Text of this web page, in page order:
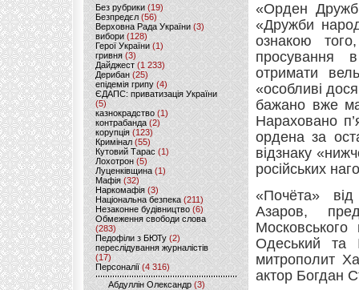
Без рубрики (19)
Безпредєл(56)
Верховна Рада України (3)
вибори(128)
Герої України(1)
гривня (3)
Дайджест (1 233)
Дерибан (25)
епідемія грипу (4)
ЄДАПС: приватизація України
(5)
казнокрадство (1)
контрабанда (2)
корупція (123)
Кримінал (55)
Кутовий Тарас (1)
Лохотрон(5)
Луценківщина (1)
Мафія (32)
Наркомафія (3)
Національна безпека (211)
Незаконне будівництво(6)
Обмеження свободи слова
(283)
Педофіли з БЮТу (2)
переслідування журналістів
(17)
Персоналії (4 316)
Абдуллін Олександр (3)
«Орден
«Дружби
ознакою
просування
отримати
«особливі
бажано вже
Нараховано
ордена за
відзнаку
російських
«Почёта» від
Азаров,
Одеський та
митрополит
актор Богдан